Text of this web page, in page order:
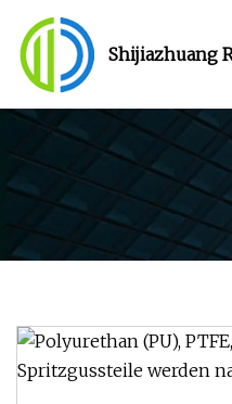
Shijiazhuang